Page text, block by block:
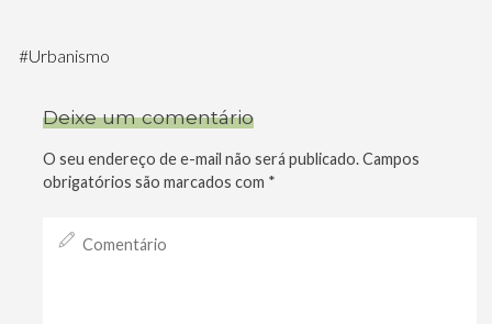
#Urbanismo
Deixe um comentário
O seu endereço de e-mail não será publicado.Campos
obrigatórios são marcados com *